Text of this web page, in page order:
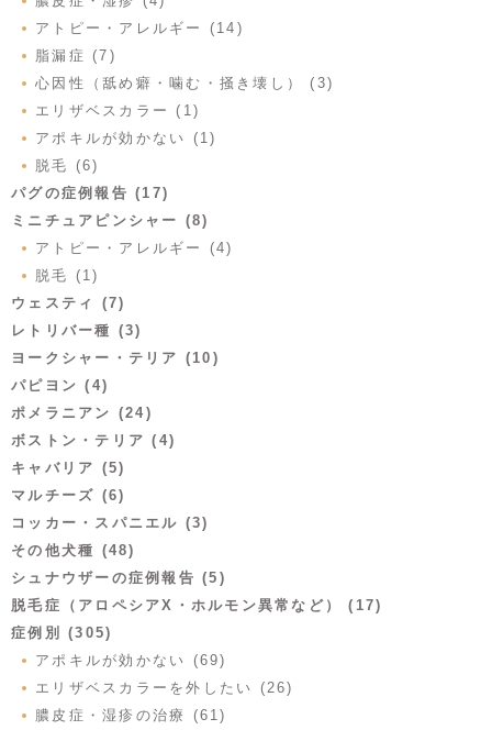
アトピー・アレルギー (14)
脂漏症 (7)
心因性（舐め癖・噛む・掻き壊し） (3)
エリザベスカラー (1)
アポキルが効かない (1)
脱毛 (6)
パグの症例報告 (17)
ミニチュアピンシャー (8)
アトピー・アレルギー (4)
脱毛 (1)
ウェスティ (7)
レトリバー種 (3)
ヨークシャー・テリア (10)
パピヨン (4)
ポメラニアン (24)
ボストン・テリア (4)
キャバリア (5)
マルチーズ (6)
コッカー・スパニエル (3)
その他犬種 (48)
シュナウザーの症例報告 (5)
脱毛症（アロペシアX・ホルモン異常など） (17)
症例別 (305)
アポキルが効かない (69)
エリザベスカラーを外したい (26)
膿皮症・湿疹の治療 (61)